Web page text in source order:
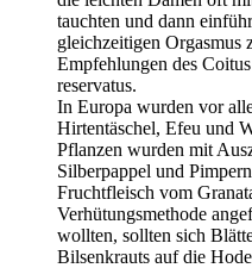
tauchten und dann
gleichzeitigen Orgasmus
Empfehlungen des
reservatus.
In Europa wurden vor
Hirtentäschel, Efeu und
Pflanzen wurden mit
Silberpappel und
Fruchtfleisch vom
Verhütungsmethode
wollten, sollten sich
Bilsenkrauts auf die